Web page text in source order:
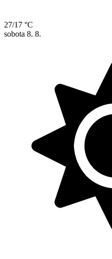
27/17 °C
sobota 8. 8.